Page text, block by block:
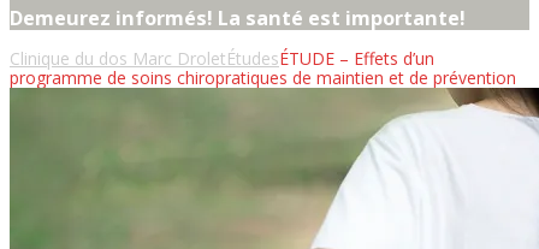
Demeurez informés! La santé est importante!
Clinique du dos Marc DroletÉtudesÉTUDE – Effets d’un
programme de soins chiropratiques de maintien et de prévention